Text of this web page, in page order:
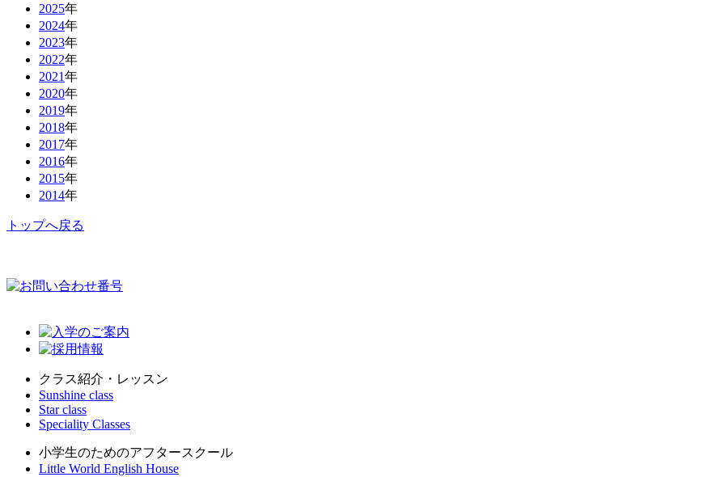
2025年
2024年
2023年
2022年
2021年
2020年
2019年
2018年
2017年
2016年
2015年
2014年
トップへ戻る
クラス紹介・レッスン
Sunshine class
Star class
Speciality Classes
小学生のためのアフタースクール
Little World English House